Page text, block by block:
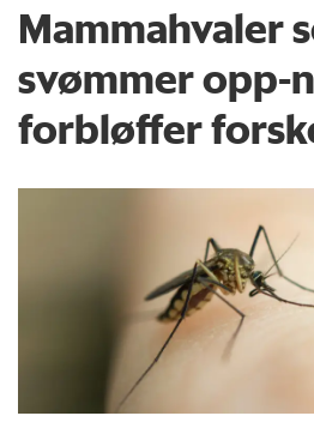
Mammahvaler
svømmer opp-
forbløffer